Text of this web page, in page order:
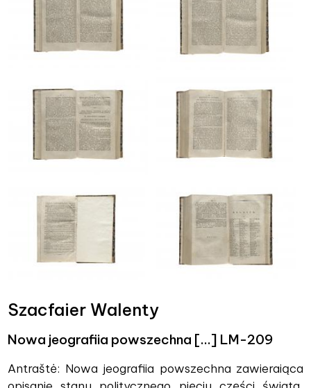
Szacfaier Walenty
Nowa jeografiia powszechna […] LM-209
Antraštė: Nowa jeografiia powszechna zawieraiąca